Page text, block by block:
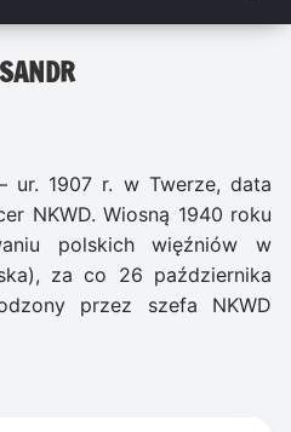
ur. 1907 r. w Twerze, data
NKWD. Wiosną 1940 roku
polskich więźniów w
za co 26 października
przez szefa NKWD